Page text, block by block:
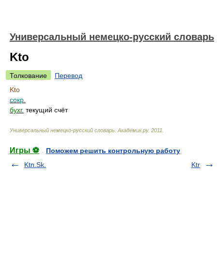
Универсальный немецко-русский словарь
Kto
Толкование
Перевод
Kto
сокр.
бухг. текущий счёт
Универсальный немецко-русский словарь Академик.ру. 2011
Игры ⚽
Поможем решить контрольную работу
Ktn.Sk.
Ktr